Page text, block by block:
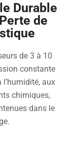
Durable
de
de 3 à 10
constante
aux
chimiques,
dans le